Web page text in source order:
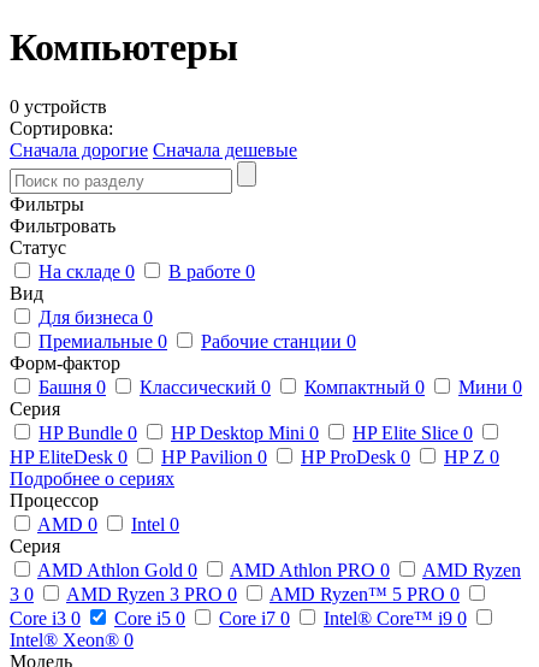
Компьютеры
0 устройств
Сортировка:
Сначала дорогие Сначала дешевые
Фильтры
Фильтровать
Статус
На складе 0 В работе 0
Вид
Для бизнеса 0
Премиальные 0 Рабочие станции 0
Форм-фактор
Башня 0 Классический 0 Компактный 0 Мини 0
Серия
HP Bundle 0 HP Desktop Mini 0 HP Elite Slice 0
HP EliteDesk 0 HP Pavilion 0 HP ProDesk 0 HP Z 0
Подробнее о сериях
Процессор
AMD 0 Intel 0
Серия
AMD Athlon Gold 0 AMD Athlon PRO 0
AMD Ryzen
3 0 AMD Ryzen 3 PRO 0 AMD Ryzen™ 5 PRO 0
Core i3 0 Core i5 0 Core i7 0 Intel® Core™ i9 0
Intel® Xeon® 0
Модель